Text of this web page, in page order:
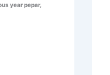
year pepar,